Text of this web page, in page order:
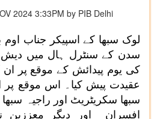
2024 3:33PM by PIB Delhi
لوک سبھا کے اسپیکر جناب اوم
سدن کے سنٹرل ہال میں دیش
کی یوم پیدائش کے موقع پر ان
عقیدت پیش کیا۔ اس موقع پر
سبھا سکریٹریٹ اور راجیہ
افسران اور دیگر معززین